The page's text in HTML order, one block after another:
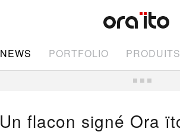
NEWS PORTFOLIO PRODUITS
Un flacon signé Ora